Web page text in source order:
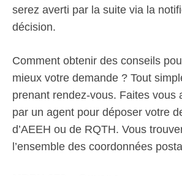
serez averti par la suite via la
décision.
Comment obtenir des conseils
mieux votre demande ? Tout
prenant rendez-vous. Faites vous
par un agent pour déposer votre
d’AEEH ou de RQTH. Vous
l’ensemble des coordonnées